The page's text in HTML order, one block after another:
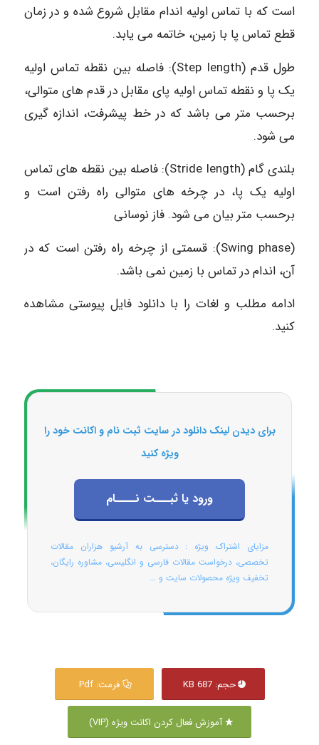
است که با تماس اولیه اندام مقابل شروع شده و در زمان
قطع تماس پا با زمین، خاتمه می یابد.
طول قدم (Step length): فاصله بین نقطه تماس اولیه
یک پا و نقطه تماس اولیه پای مقابل در قدم های متوالی،
برحسب متر می باشد که در خط پیشرفت، اندازه گیری
می شود.
بلندی گام (Stride length): فاصله بین نقطه های تماس
اولیه یک پا، در چرخه های متوالی راه رفتن است و
برحسب متر بیان می شود. فاز نوسانی
(Swing phase): قسمتی از چرخه راه رفتن است که در
آن، اندام در تماس با زمین نمی باشد.
ادامه مطلب و لغات را با دانلود فایل پیوستی مشاهده
کنید.
برای دیدن لینک دانلود در سایت ثبت نام و اکانت خود را
ویژه کنید
ورود یا ثبـــت نــــام
مزایای اشتراک ویژه : دسترسی به آرشیو هزاران مقالات
تخصصی، درخواست مقالات فارسی و انگلیسی، مشاوره رایگان،
تخفیف ویژه محصولات سایت و ...
حجم: 687 KB فرمت: Pdf
آموزش فعال کردن اکانت ویژه (VIP)